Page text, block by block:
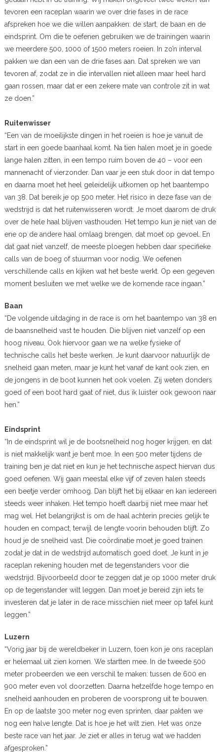
tevoren een raceplan waarin we over drie fases in de race
afspreken hoe we die willen aanpakken: de start, de baan en de
eindsprint. Om die te oefenen gebruiken we de trainingen waarin
we meerdere 500, 1000 of 1500 meters roeien. In zo’n interval
pakken we dan een van de drie fases aan. Dat spreken we van
tevoren af, zodat ze in die intervallen niet alleen maar heel hard
gaan rossen, maar dat er een zekere mate van controle zit in wat
ze doen.”
Ruitenwisser
“Een van de moeilijkste dingen in het roeien is hoe je vanuit de
start in een goede baanhaal komt. Na tien halen moet je in goede
lange halen zitten, in een tempo ruim boven de 40 – voor een
mannenacht of vierzonder. Dan vaar je een stuk door in dat tempo
en daarna moet het heel geleidelijk uitkomen op het baantempo
van 38. Dat bereik je op 500 meter. Het risico in deze fase van de
wedstrijd is dat het ruitenwisseren wordt. Je moet daarom de druk
over de hele haal blijven vasthouden. Het tempo kun je niet van de
ene op de andere haal omlaag brengen, dat moet op gevoel. En
dat gaat niet vanzelf, de meeste ploegen hebben daar specifieke
calls van de boeg of stuurman voor nodig. We oefenen
verschillende calls en kijken wat het beste werkt. Op een gegeven
moment besluiten we met welke we de komende race ingaan.”
Baan
“De volgende uitdaging in de race is om het baantempo van 38 en
de baansnelheid vast te houden. Die blijven niet vanzelf op een
hoog niveau. Ook hiervoor gaan we na welke fysieke of
technische calls het beste werken. Je kunt daarvoor natuurlijk de
snelheid gaan meten, maar je kunt het vanaf de kant ook zien, en
de jongens in de boot kunnen het ook voelen. Zij weten donders
goed of een boot hard gaat of niet, dus ik luister ook gewoon naar
hen.”
Eindsprint
“In de eindsprint wil je de bootsnelheid nog hoger krijgen, en dat
is niet makkelijk want je bent moe. In een 500 meter tijdens de
training ben je dat niet en kun je het technische aspect hiervan dus
goed oefenen. Wij gaan meestal elke vijf of zeven halen steeds
een beetje verder omhoog. Dan blijft het bij elkaar en kan iedereen
steeds weer inhaken. Het tempo hoeft daarbij niet mee maar het
mag wel. Het belangrijkst is om de haal achterin precies gelijk te
houden en compact, terwijl de lengte voorin behouden blijft. Zo
houd je de snelheid vast. Die coördinatie moet je goed trainen
zodat je dat in de wedstrijd automatisch goed doet. Je kunt in je
raceplan rekening houden met de tegenstanders voor die
wedstrijd. Bijvoorbeeld door te zeggen dat je op 1000 meter druk
op de tegenstander wilt leggen. Dan moet je bereid zijn iets te
investeren dat je later in de race misschien niet meer op tafel kunt
leggen.”
Luzern
“Vorig jaar bij de wereldbeker in Luzern, toen kon je ons raceplan
er helemaal uit zien komen. We startten mee. In de tweede 500
meter probeerden we een verschil te maken: tussen de 600 en
900 meter even vol doorzetten. Daarna hetzelfde hoge tempo en
snelheid aanhouden en proberen de voorsprong uit te bouwen.
En op de laatste 300 meter nog even sprinten, daar pakten we
nog een halve lengte. Dat is hoe je het wilt zien. Het was onze
beste race van het jaar. Je ziet er alles in terug wat we hadden
afgesproken.”